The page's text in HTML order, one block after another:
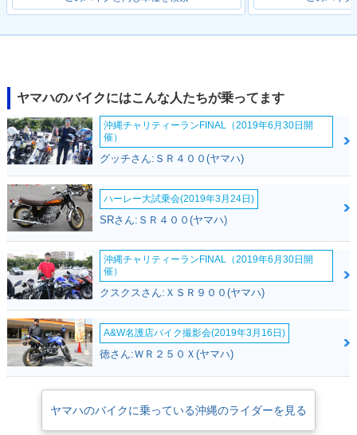
ヤマハのバイクにはこんな人たちが乗ってます
沖縄チャリティーランFINAL（2019年6月30日開
催）
グッチさん:ＳＲ４００(ヤマハ)
ハーレー大試乗会(2019年3月24日)
SRさん:ＳＲ４００(ヤマハ)
沖縄チャリティーランFINAL（2019年6月30日開
催）
クスクスさん:ＸＳＲ９００(ヤマハ)
A&W名護店バイク撮影会(2019年3月16日)
徳さん:ＷＲ２５０Ｘ(ヤマハ)
ヤマハのバイクに乗っている沖縄のライダーを見る